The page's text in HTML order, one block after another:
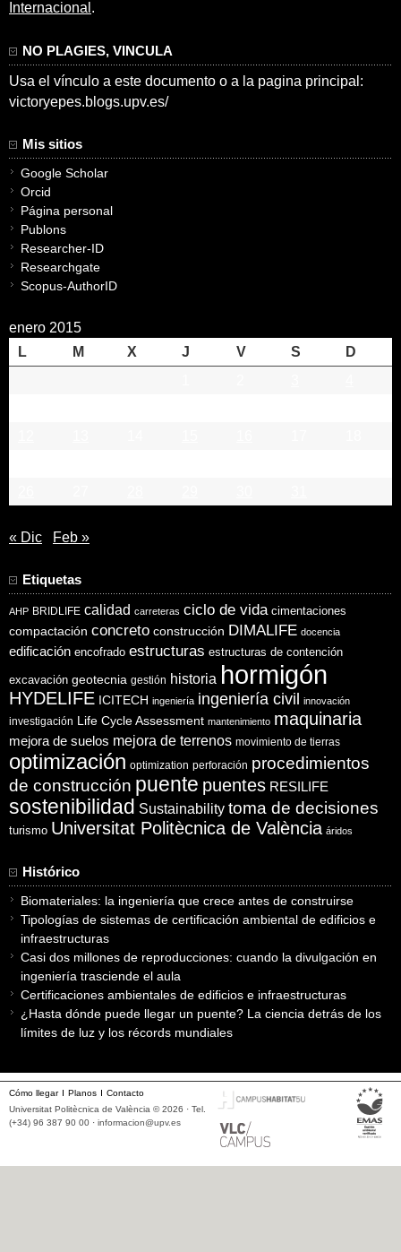
Internacional .
NO PLAGIES, VINCULA
Usa el vínculo a este documento o a la pagina principal:
victoryepes.blogs.upv.es/
Mis sitios
Google Scholar
Orcid
Página personal
Publons
Researcher-ID
Researchgate
Scopus-AuthorID
enero 2015
L
M X J V S
D
« Dic Feb »
Etiquetas
AHP BRIDLIFE calidad carreteras ciclo de vida cimentaciones
compactación concreto construcción DIMALIFE docencia
edificación encofrado estructuras estructuras de contención
excavación geotecnia gestión historia hormigón
HYDELIFE ICITECH ingeniería ingeniería civil innovación
investigación Life Cycle Assessment mantenimiento maquinaria
mejora de suelos mejora de terrenos movimiento de tierras
optimización optimization perforación procedimientos
de construcción puente puentes RESILIFE
sostenibilidad Sustainability toma de decisiones
turismo Universitat Politècnica de València áridos
Histórico
Biomateriales: la ingeniería que crece antes de construirse
Tipologías de sistemas de certificación ambiental de edificios e
infraestructuras
Casi dos millones de reproducciones: cuando la divulgación en
ingeniería trasciende el aula
Certificaciones ambientales de edificios e infraestructuras
¿Hasta dónde puede llegar un puente? La ciencia detrás de los
límites de luz y los récords mundiales
Cómo llegar Planos
Contacto
Universitat Politècnica de València © 2026 · Tel.
(+34) 96 387 90 00 · informacion@upv.es